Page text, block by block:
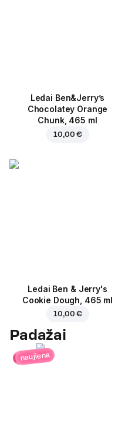
Ledai Ben&Jerry’s
Chocolatey Orange
Chunk, 465 ml
10,00 €
Ledai Ben & Jerry's
Cookie Dough, 465 ml
10,00 €
Padažai
naujiena